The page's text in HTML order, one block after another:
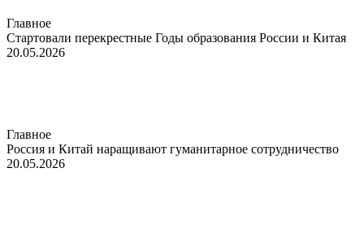
Главное
Стартовали перекрестные Годы образования России и Китая
20.05.2026
Главное
Россия и Китай наращивают гуманитарное сотрудничество
20.05.2026